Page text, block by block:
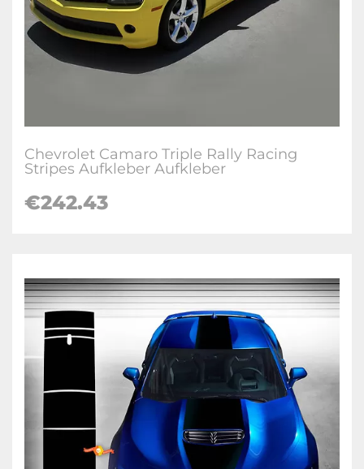
Chevrolet Camaro Triple Rally Racing
Stripes Aufkleber Aufkleber
€242.43